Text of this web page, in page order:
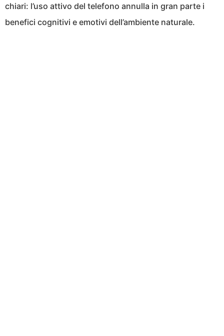
chiari: l’uso attivo del telefono annulla in gran parte i
benefici cognitivi e emotivi dell’ambiente naturale.